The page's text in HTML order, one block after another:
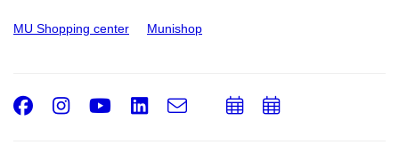
MU Shopping center Munishop
Facebook
Instagram
Youtube
LinkedIn
e-
Email
AddAdd